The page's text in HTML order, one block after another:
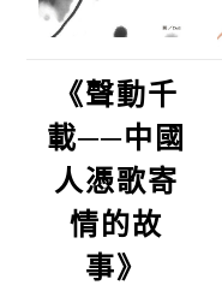
《聲動千
載──中國
人憑歌寄
情的故
事》